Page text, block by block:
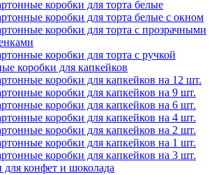
коробки для торта белые
коробки для торта белые с окном
коробки для торта с прозрачными
коробки для торта с ручкой
коробки для капкейков
коробки для капкейков на 12 шт.
коробки для капкейков на 9 шт.
коробки для капкейков на 6 шт.
коробки для капкейков на 4 шт.
коробки для капкейков на 2 шт.
коробки для капкейков на 1 шт.
коробки для капкейков на 3 шт.
для конфет и шоколада